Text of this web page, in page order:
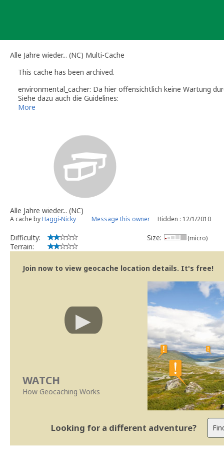
Alle Jahre wieder... (NC) Multi-Cache
This cache has been archived.
environmental_cacher: Da hier offensichtlich keine Wartung
Siehe dazu auch die Guidelines:
http://www.geocaching.com/about/guidelines.aspx/
Bitte entferne den noch vorhandenen Geomüll.
environmental_cacher
More
Alle Jahre wieder... (NC)
A cache byHaggi-Nicky Message this owner Hidden : 12/1/2010
Difficulty:
Terrain:
Size: (micro)
Join now to view geocache location details. It's free!
WATCH
How Geocaching Works
Looking for a different adventure?